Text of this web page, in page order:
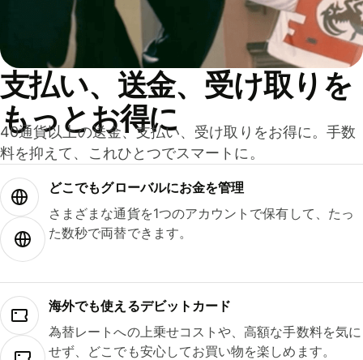
支払い、送金、受け取りを
もっとお得に
40通貨以上の送金、支払い、受け取りをお得に。手数
料を抑えて、これひとつでスマートに。
どこでもグ⁠ロ⁠ー⁠バ⁠ルにお金を管理
さまざまな通貨を1つのアカウントで保有して、たっ
た数秒で両替できます。
海外でも使えるデビットカード
為替レートへの上乗せコストや、高額な手数料を気に
せず、どこでも安心してお買い物を楽しめます。